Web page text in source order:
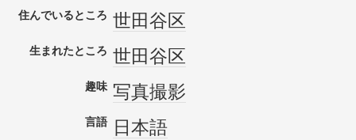
住んでいるところ 世田谷区
生まれたところ 世田谷区
趣味 写真撮影
言語 日本語